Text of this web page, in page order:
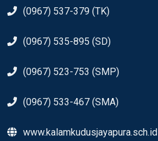
(0967) 537-379 (TK)
(0967) 535-895 (SD)
(0967) 523-753 (SMP)
(0967) 533-467 (SMA)
www.kalamkudusjayapura.sch.id